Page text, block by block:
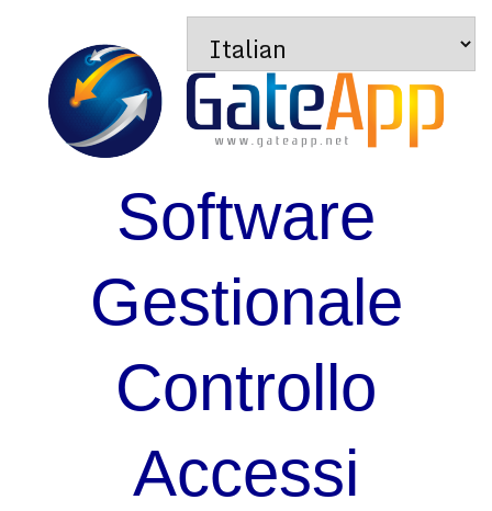
Software
Gestionale
Controllo
Accessi